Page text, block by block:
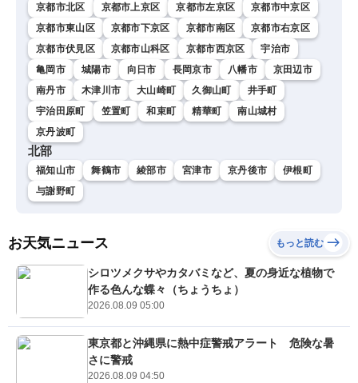
京都市北区 京都市上京区 京都市左京区
京都市中京区
京都市東山区
京都市下京区 京都市南区
京都市右京区
京都市伏見区
京都市山科区 京都市西京区
宇治市
亀岡市
城陽市 向日市 長岡京市 八幡市
京田辺市
南丹市
木津川市 大山崎町 久御山町
井手町
宇治田原町
笠置町 和束町 精華町
南山城村
京丹波町
北部
福知山市 舞鶴市 綾部市 宮津市 京丹後市
伊根町
与謝野町
お天気ニュース もっと読む
シロツメクサやカタバミなど、夏の身近な植物で
作る色んな蝶々（ちょうちょ）
2026.08.09 05:00
東京都と沖縄県に熱中症警戒アラート 危険な暑
さに警戒
2026.08.09 04:50